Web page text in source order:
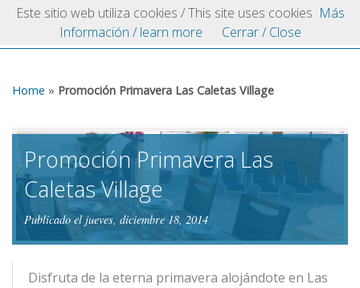
Playa Blanca
VILLAS.COM
Home » Promoción Primavera Las Caletas Village
Promoción Primavera Las
Caletas Village
Publicado el jueves, diciembre 18, 2014
Disfruta de la eterna primavera alojándote en Las
Este sitio web utiliza cookies / This site uses cookies Más
Información / learn more
Cerrar / Close